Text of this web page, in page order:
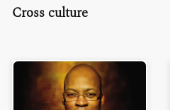
Cross culture